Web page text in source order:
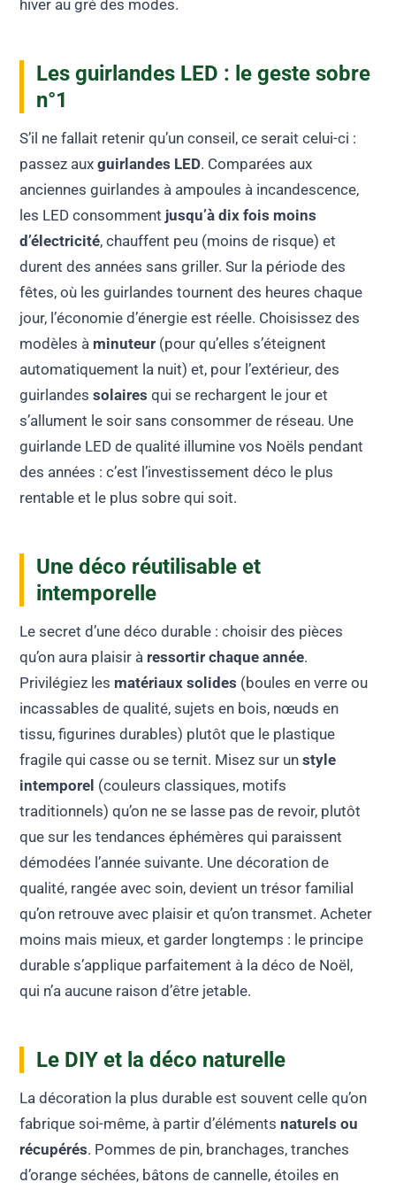
hiver au gré des modes.
Les guirlandes LED : le geste sobre
n°1
S’il ne fallait retenir qu’un conseil, ce serait celui-ci :
passez auxguirlandes LED. Comparées aux
anciennes guirlandes à ampoules à incandescence,
les LED consomment jusqu’à dix fois moins
d’électricité, chauffent peu (moins de risque) et
durent des années sans griller. Sur la période des
fêtes, où les guirlandes tournent des heures chaque
jour, l’économie d’énergie est réelle. Choisissez des
modèles à minuteur (pour qu’elles s’éteignent
automatiquement la nuit) et, pour l’extérieur, des
guirlandessolaires qui se rechargent le jour et
s’allument le soir sans consommer de réseau. Une
guirlande LED de qualité illumine vos Noëls pendant
des années : c’est l’investissement déco le plus
rentable et le plus sobre qui soit.
Une déco réutilisable et
intemporelle
Le secret d’une déco durable : choisir des pièces
qu’on aura plaisir à ressortir chaque année.
Privilégiez les matériaux solides (boules en verre ou
incassables de qualité, sujets en bois, nœuds en
tissu, figurines durables) plutôt que le plastique
fragile qui casse ou se ternit. Misez sur unstyle
intemporel (couleurs classiques, motifs
traditionnels) qu’on ne se lasse pas de revoir, plutôt
que sur les tendances éphémères qui paraissent
démodées l’année suivante. Une décoration de
qualité, rangée avec soin, devient un trésor familial
qu’on retrouve avec plaisir et qu’on transmet. Acheter
moins mais mieux, et garder longtemps : le principe
durable s’applique parfaitement à la déco de Noël,
qui n’a aucune raison d’être jetable.
Le DIY et la déco naturelle
La décoration la plus durable est souvent celle qu’on
fabrique soi-même, à partir d’élémentsnaturels ou
récupérés. Pommes de pin, branchages, tranches
d’orange séchées, bâtons de cannelle, étoiles en